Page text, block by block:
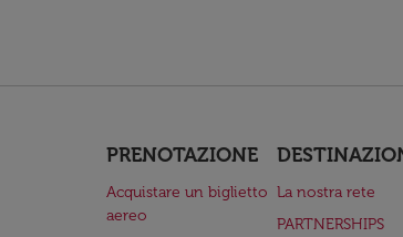
PRENOTAZIONE
Acquistare un biglietto
aereo
La nostra rete
PARTNERSHIPS